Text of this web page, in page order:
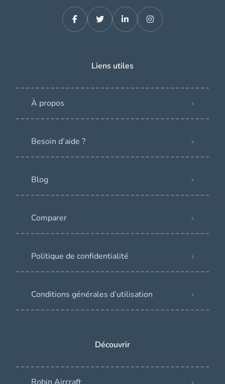
Liens utiles
À propos
Besoin d’aide ?
Blog
Comparer
Politique de confidentialité
Conditions générales d’utilisation
Découvrir